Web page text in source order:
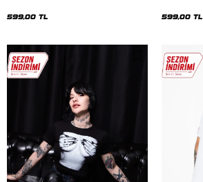
599,00 TL 599,00 TL